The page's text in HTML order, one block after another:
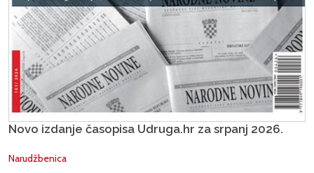
Novo izdanje časopisa Udruga.hr za srpanj 2026.
Narudžbenica